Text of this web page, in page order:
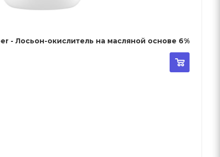
Schwarzkopf Igora Developer - Лосьон-окислитель на масляной основе 6%